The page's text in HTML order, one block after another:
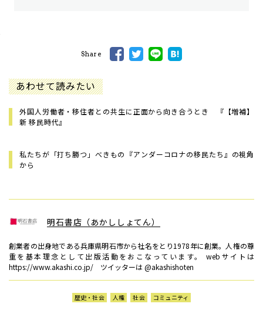
Share
あわせて読みたい
外国人労働者・移住者との共生に正面から向き合うとき 『【増補】
新 移民時代』
私たちが「打ち勝つ」べきもの――『アンダーコロナの移民たち』の視角
から
明石書店（あかししょてん）
創業者の出身地である兵庫県明石市から社名をとり1978年に創業。人権の尊
重を基本理念として出版活動をおこなっています。 webサイトは
https://www.akashi.co.jp/ ツイッターは @akashishoten
歴史・社会 人権 社会 コミュニティ